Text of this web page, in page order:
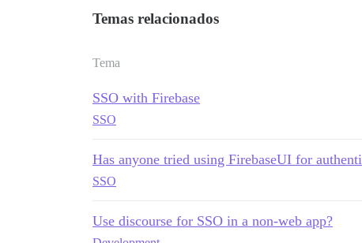
Temas relacionados
Tema
SSO with Firebase
SSO
Has anyone tried using FirebaseUI for
SSO
Use discourse for SSO in a non-web app?